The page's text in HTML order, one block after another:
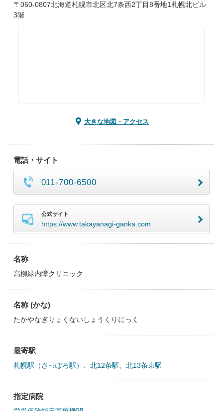
〒060-0807北海道札幌市北区北7条西2丁目8番地1札幌北ビル
3階
大きな地図・アクセス
電話・サイト
011-700-6500
公式サイト
https://www.takayanagi-ganka.com
名称
高柳緑内障クリニック
名称 (かな)
たかやなぎりょくないしょうくりにっく
最寄駅
札幌駅（さっぽろ駅） 北12条駅 北13条東駅
指定病院